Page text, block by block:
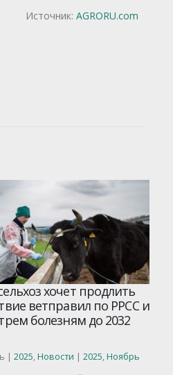
Источник: AGRORU.com
хочет продлить
ветправил по РРСС и
болезням до 2032
, Новости|2025 , Ноябрь